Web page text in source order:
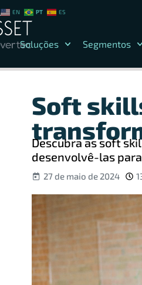
EN PT ES
Soluções Segmentos
Soft
Descubra as soft
desenvolvê-las
27 de maio de 2024